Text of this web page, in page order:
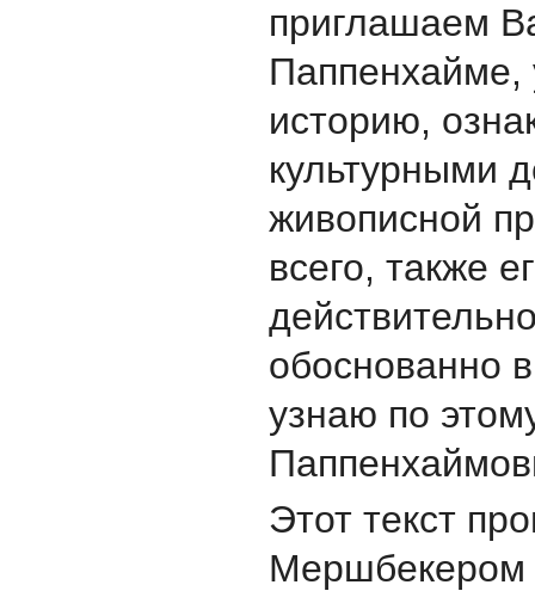
приглашаем
Паппенхаймe,
историю,
культурными
живописной
всего, также
обоснованно
узнаю по
Этот текст